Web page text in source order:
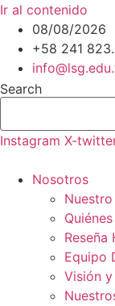
Ir al contenido
08/08/2026
+58 241
Search
Instagram X-
Nosotros
Reseña
Equipo
Visión